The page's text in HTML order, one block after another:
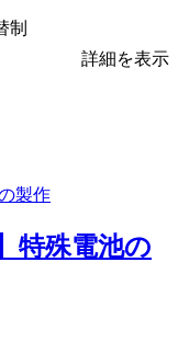
制
詳細を表示
特殊電池の